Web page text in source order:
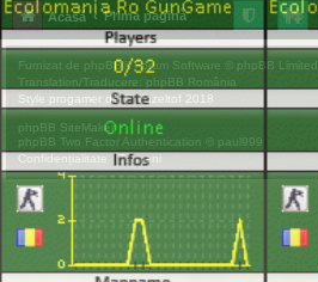
Acasă Prima pagină
Furnizat de phpBB® Forum Software © phpBB Limited
Translation/Traducere: phpBB România
Style progamer de ©Mazeltof 2018
phpBB SiteMaker
phpBB Two Factor Authentication © paul999
Confidențialitate |Termeni